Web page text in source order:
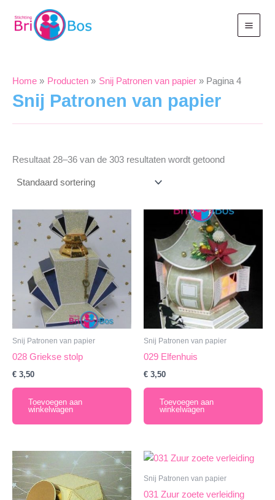
naar
Home Producten Snij Patronen van papier Pagina 4
Snij Patronen van papier
Resultaat 28–36 van de 303 resultaten wordt getoond
Snij Patronen van papier
028 Griekse stolp
€ 3,50
Toevoegen aan
winkelwagen
Snij Patronen van papier
029 Elfenhuis
€ 3,50
Toevoegen aan
winkelwagen
Snij Patronen van papier
031 Zuur zoete verleiding